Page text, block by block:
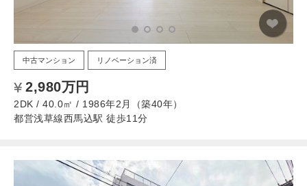
中古マンション リノベーション済
2,980万円
2DK / 40.0㎡ / 1986年2月（築40年）
都営浅草線西馬込駅 徒歩11分